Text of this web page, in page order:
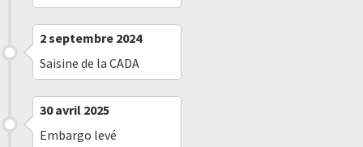
2 septembre 2024
Saisine de la CADA
30 avril 2025
Embargo levé